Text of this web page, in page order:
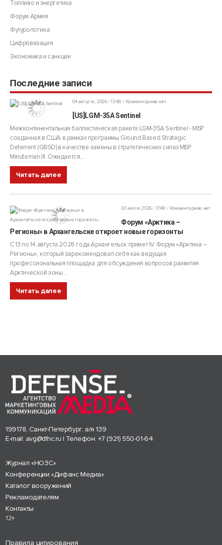
Топливо и энергетика
Форум Армия
Футурологика
Цифровизация
Экономика и санкции
Последние записи
04 августа, 2026 / 13:48 Комментариев нет
[US]LGM-35A Sentinel
Межконтинентальная баллистическая ракета LGM-35A Sentinel - МБР
созданная в США в рамках программы Ground Based Strategic
Deterrent (GBSD) в качестве замены в стратегических силах МБР
Minuteman III. Ожидается,...
Читать далее
30 июля, 2026 / 17:48 Комментариев нет
Форум «Арктика –
Регионы» в Архангельске откроет новые горизонты
С 13 по 14 августа 2026 года Архангельск примет IV Форум «Арктика –
Регионы», который зарекомендовал себя как ведущая
профессиональная площадка для обсуждения вопросов развития
Арктической зоны...
Читать далее
199178, Санкт-Петербург, а/я 139
E-mail: avg@dfnc.ru | Телефон: +7 (921) 550-01-64
Журнал «НОЗС»
Конференции «Дифанс Медиа»
Каталог вооружений
Рекламодателям
Контакты
12+
Правила цитирования